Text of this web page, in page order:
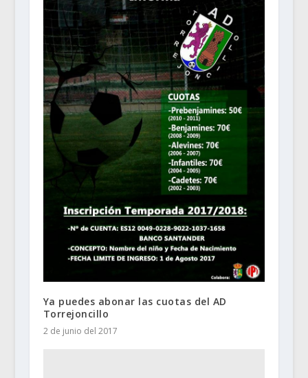
Ya puedes abonar las cuotas del AD
Torrejoncillo
2 de junio del 2017